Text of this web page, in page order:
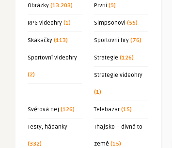
Obrázky (13 203) První (9)
RPG videohry (1) Simpsonovi (55)
Skákačky (113) Sportovní hry (76)
Sportovní videohry
(2)
Strategie (126)
Strategie videohry
(1)
Světová nej (126) Telebazar(15)
Testy, hádanky
(332)
Thajsko – divná to
země (15)